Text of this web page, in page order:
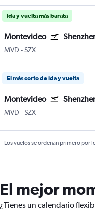
Ida y vuelta más barata
Montevideo
MVD Montevideo Internacional
-SZX
El más corto de ida y vuelta
Montevideo
MVD Montevideo Internacional
-SZX
Los vuelos se ordenan primero por
El mejor
¿Tienes un calendario